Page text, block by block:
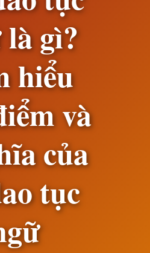
gì?
hiểu
và
của
tục